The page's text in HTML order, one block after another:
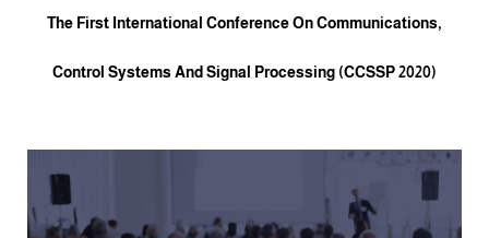
The First International Conference On Communications,
Control Systems And Signal Processing (CCSSP 2020)